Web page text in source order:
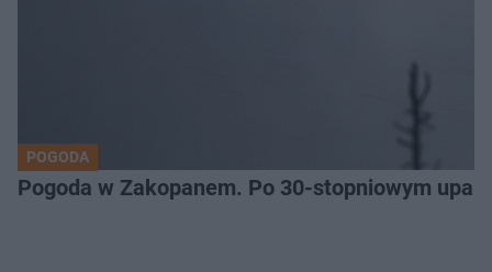
POGODA
Pogoda w Zakopanem. Po 30-stopniowym